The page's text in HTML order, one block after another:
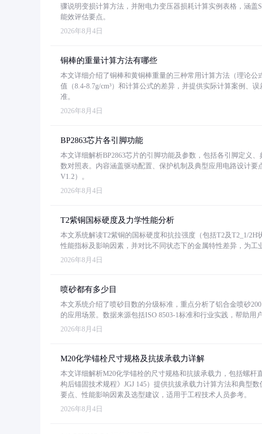
骤说明变损计算方法，并附电力变压器损耗计算实例表格，涵盖
能效评估要点。
2026年8月4日
铜棒的重量计算方法有哪些
本文详细介绍了铜棒和黄铜棒重量的三种常用计算方法（理论
值（8.4-8.7g/cm³）和计算公式的差异，并提供实际计算案例、
准。
2026年8月4日
BP2863芯片各引脚功能
本文详细解析BP2863芯片的引脚功能及参数，包括各引脚定义
数对照表。内容涵盖驱动配置、保护机制及典型应用电路设计
V1.2）。
2026年8月4日
T2紫铜国标硬度及力学性能分析
本文系统解读T2紫铜的国标硬度和抗拉强度（包括T2及T2_1/2H
性能指标及影响因素，并对比不同状态下的金属特性差异，为工
2026年8月4日
喷砂都有多少目
本文系统介绍了喷砂目数的分级标准，重点分析了铝合金喷砂
的应用场景。数据来源包括ISO 8503-1标准和行业实践，帮助用
2026年8月4日
M20化学锚栓尺寸规格及抗拔承载力详解
本文详细解析M20化学锚栓的尺寸规格和抗拔承载力，包括螺
构后锚固技术规程》JGJ 145）提供抗拔承载力计算方法和典型
要点、性能影响因素及选型建议，适用于工程技术人员参考。
2026年8月4日